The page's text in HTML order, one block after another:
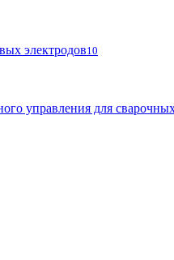
электродов10
управления для